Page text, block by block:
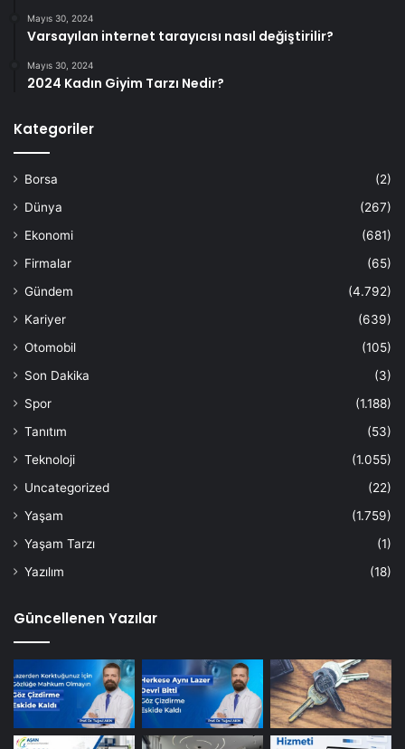
Mayıs 30, 2024
Varsayılan internet tarayıcısı nasıl değiştirilir?
Mayıs 30, 2024
2024 Kadın Giyim Tarzı Nedir?
Kategoriler
Borsa
(2)
Dünya
(267)
Ekonomi
(681)
Firmalar
(65)
Gündem
(4.792)
Kariyer
(639)
Otomobil
(105)
Son Dakika
(3)
Spor
(1.188)
Tanıtım
(53)
Teknoloji
(1.055)
Uncategorized
(22)
Yaşam
(1.759)
Yaşam Tarzı
(1)
Yazılım
(18)
Güncellenen Yazılar